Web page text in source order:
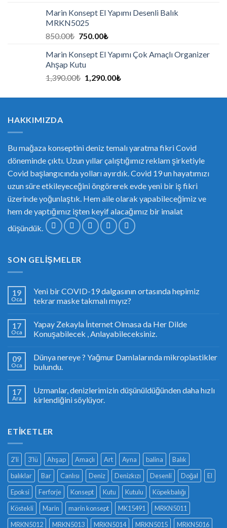
Marin Konsept El Yapımı Desenli Balık
MRKN5025
850.00₺ 750.00₺
Marin Konsept El Yapımı Çok Amaçlı Organizer
Ahşap Kutu
1,390.00₺ 1,290.00₺
HAKKIMIZDA
Bu mağaza konseptini deniz temalı yaratma fikri Covid
döneminde çıktı. Uzun yıllar çalıştığımız reklam şirketiyle
Covid başlangıcında yolları ayırdık. Covid 19 un hayatımızı
uzun süre etkileyeceğini öngörerek evde yeni bir iş fikri
üzerinde yoğunlaştık. Hem aile olarak yapabileceğimiz ve
hem de yaptığımız işten keyif alacağımız bir imalat
düşündük.
SON GELIŞMELER
19
Oca
Yeni bir COVID-19 dalgasının ortasında hepimiz
tekrar maske takmalı mıyız?
17
Oca
Yapay Zekayla İnternet Olmasa da Her Dilde
Konuşabilecek , Anlayabileceksiniz.
09
Oca
Dünya nereye ? Yağmur Damlalarında mikroplastikler
bulundu.
17
Ara
Uzmanlar, denizlerimizin düşünüldüğünden daha hızlı
kirlendiğini söylüyor.
ETIKETLER
2'li 3'lü Ahşap Amaçlı Art Ayna balina
Balık
balıklar
Bar Canlısı Deniz Denizkızı Desenli Doğal
El
Epoksi
Ferforje Konsept Kutu Kutulu
Köpekbalığı
Köstekli
Marin marin konsept MK15491
MRKN5011
MRKN5012
MRKN5013 MRKN5014 MRKN5015 MRKN5016